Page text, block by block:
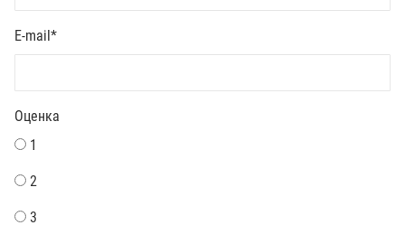
E-mail*
Оценка
1
2
3